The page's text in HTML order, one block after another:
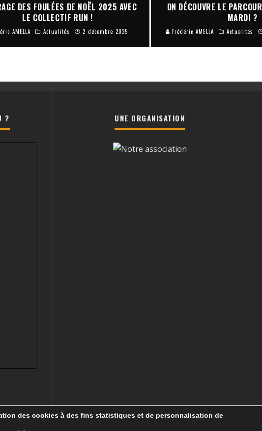
DES FOULÉES DE NOËL 2025 AVEC
LE COLLECTIF RUN !
AMELLA Actualités 2 décembre 2025
ON DÉCOUVRE LE
MARDI ?
Frédéric AMELLA Actualités
? UNE ORGANISATION
des cookies à des fins statistiques et de personnalisation de